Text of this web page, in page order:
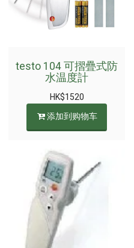
testo 104 可摺疊式防
水温度計
HK$1520
添加到购物车